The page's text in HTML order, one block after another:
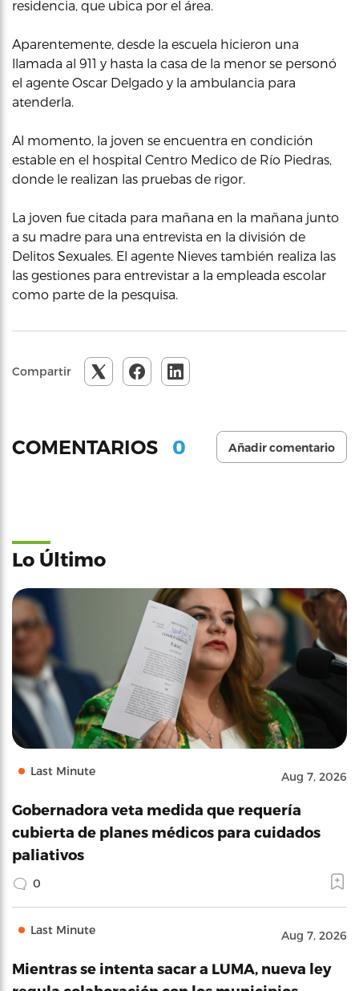
residencia, que ubica por el área.
Aparentemente, desde la escuela hicieron una
llamada al 911 y hasta la casa de la menor se personó
el agente Oscar Delgado y la ambulancia para
atenderla.
Al momento, la joven se encuentra en condición
estable en el hospital Centro Medico de Río Piedras,
donde le realizan las pruebas de rigor.
La joven fue citada para mañana en la mañana junto
a su madre para una entrevista en la división de
Delitos Sexuales. El agente Nieves también realiza las
las gestiones para entrevistar a la empleada escolar
como parte de la pesquisa.
Compartir
COMENTARIOS 0 Añadir comentario
Lo Último
Last Minute Aug 7, 2026
Gobernadora veta medida que requería
cubierta de planes médicos para cuidados
paliativos
0
Last Minute Aug 7, 2026
Mientras se intenta sacar a LUMA, nueva ley